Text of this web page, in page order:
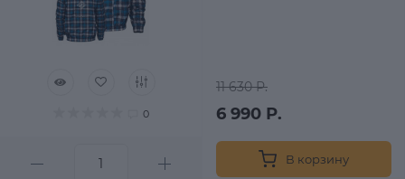
0
11 630 Р.
6 990 Р.
В корзину